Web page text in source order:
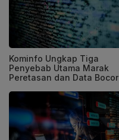
Kominfo Ungkap Tiga
Penyebab Utama Marak
Peretasan dan Data Bocor